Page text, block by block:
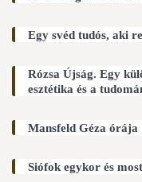
Egy svéd tudós, aki
Rózsa Újság. Egy
esztétika és a
Mansfeld Géza órája
Siófok egykor és